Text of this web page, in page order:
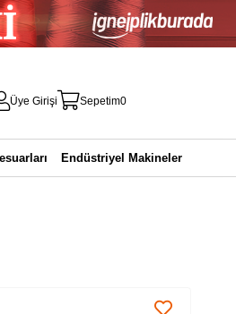
Üye Girişi Sepetim0
Endüstriyel Makineler